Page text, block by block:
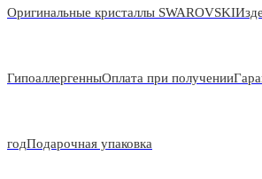
Оригинальные кристаллы SWAROVSKI
ГипоаллергенныОплата при получении
годПодарочная упаковка